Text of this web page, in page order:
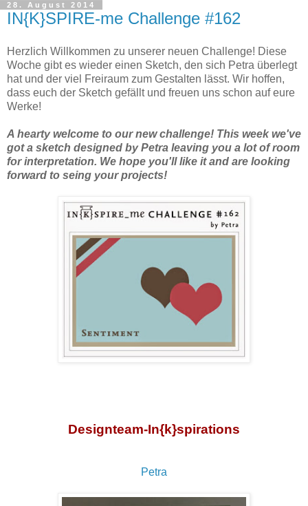
28. August 2014
IN{K}SPIRE-me Challenge #162
Herzlich Willkommen zu unserer neuen Challenge! Diese
Woche gibt es wieder einen Sketch, den sich Petra überlegt
hat und der viel Freiraum zum Gestalten lässt. Wir hoffen,
dass euch der Sketch gefällt und freuen uns schon auf eure
Werke!
A hearty welcome to our new challenge! This week we've
got a sketch designed by Petra leaving you a lot of room
for interpretation. We hope you'll like it and are looking
forward to seing your projects!
Designteam-In{k}spirations
Petra